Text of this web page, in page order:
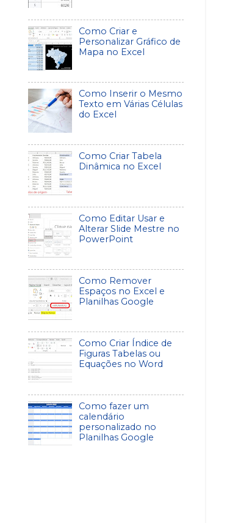
Como Criar e
Personalizar Gráfico de
Mapa no Excel
Como Inserir o Mesmo
Texto em Várias Células
do Excel
Como Criar Tabela
Dinâmica no Excel
Como Editar Usar e
Alterar Slide Mestre no
PowerPoint
Como Remover
Espaços no Excel e
Planilhas Google
Como Criar Índice de
Figuras Tabelas ou
Equações no Word
Como fazer um
calendário
personalizado no
Planilhas Google